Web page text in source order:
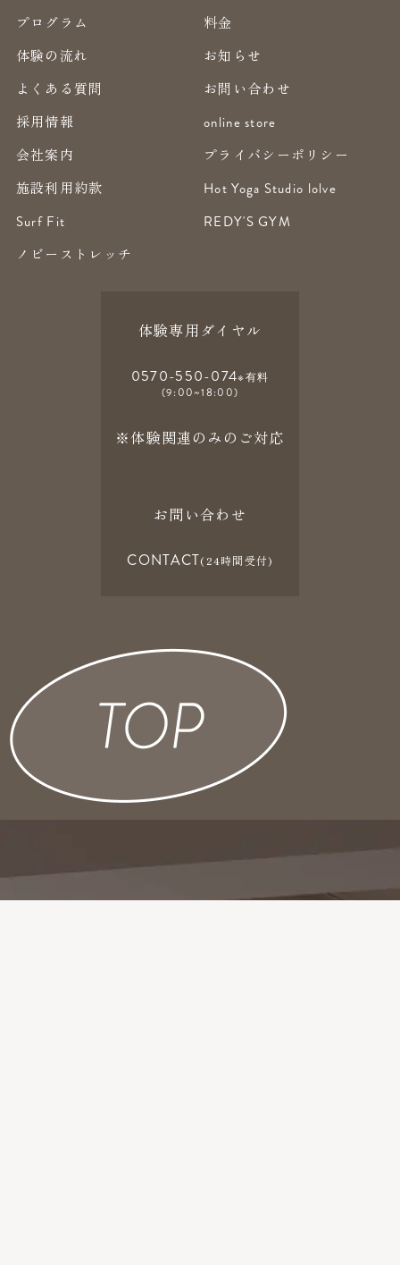
プログラム
料金
体験の流れ
お知らせ
よくある質問
お問い合わせ
採用情報
online store
会社案内
プライバシーポリシー
施設利用約款
Hot Yoga Studio lolve
Surf Fit
REDY'S GYM
ノビーストレッチ
体験専用ダイヤル
0570-550-074※有料
(9:00~18:00)
※体験関連のみのご対応
お問い合わせ
CONTACT(24時間受付)